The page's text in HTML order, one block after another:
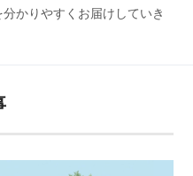
かりやすくお届けしていき